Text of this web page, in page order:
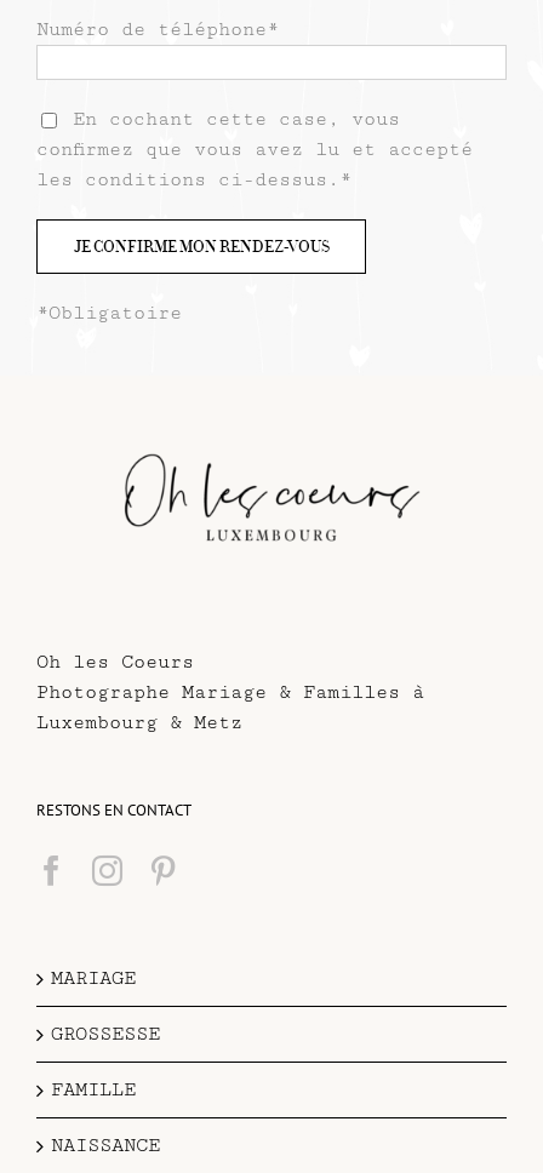
Numéro de téléphone*
En cochant cette case, vous
confirmez que vous avez lu et accepté
les conditions ci-dessus.*
*Obligatoire
Oh les Coeurs
Photographe Mariage & Familles à
Luxembourg & Metz
RESTONS EN CONTACT
MARIAGE
GROSSESSE
FAMILLE
NAISSANCE